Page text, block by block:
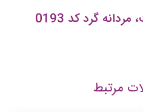
گرد کد 0193
مرتبط